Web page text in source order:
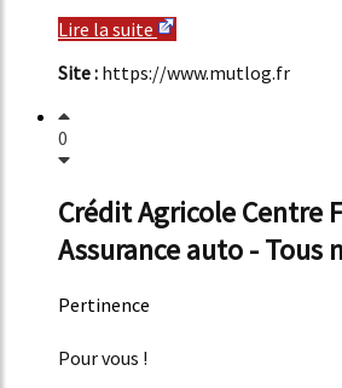
Lire la suite
Site : https://www.mutlog.fr
0
Crédit Agricole Centre
Assurance auto - Tous
Pertinence
Pour vous !